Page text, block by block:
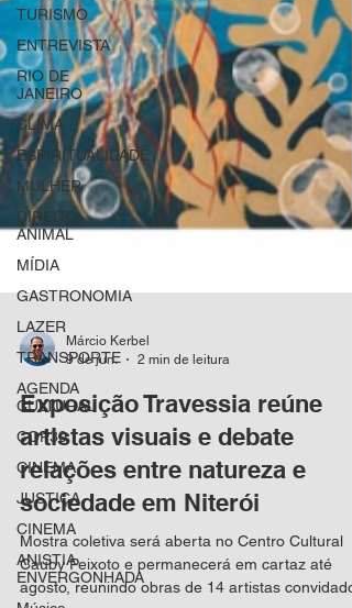
TURISMO
ENTREVISTA
RIO DE
JANEIRO
CLIMA
ESPIRITUALIDADE
MULHER
DIREITO
ANIMAL
MÍDIA
GASTRONOMIA
LAZER
TRANSPORTE
AGENDA
CULTURAL
COP30
CINEMA
JUSTIÇA
CINEMA
ANISTIA
ENVERGONHADA
Márcio Kerbel
9 de jun.
2 min de leitura
Exposição Travessia reúne
artistas visuais e debate
relações entre natureza e
sociedade em Niterói
Mostra coletiva será aberta no Centro Cultural